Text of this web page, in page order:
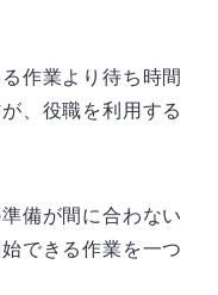
作業より待ち時間
、役職を利用する
備が間に合わない
できる作業を一つ